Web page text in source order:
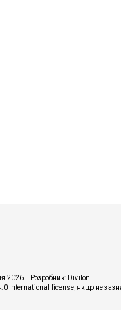
2026 Розробник: Divilon
International license, якщо не